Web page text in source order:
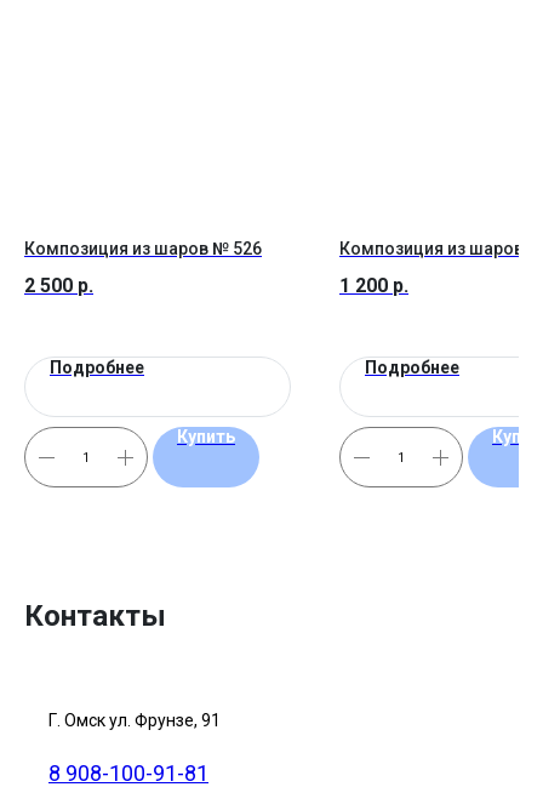
Композиция из шаров № 526
2 500 р.
Подробнее
Купить
Композиция из шаров
1 200 р.
Подробнее
Контакты
Г. Омск ул. Фрунзе, 91
8 908-100-91-81